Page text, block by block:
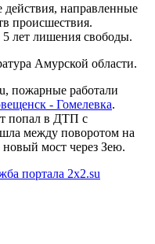
действия, направленные
происшествия.
лет лишения свободы.
Амурской области.
пожарные работали
- Гомелевка.
попал в ДТП с
между поворотом на
мост через Зею.
портала 2x2.su